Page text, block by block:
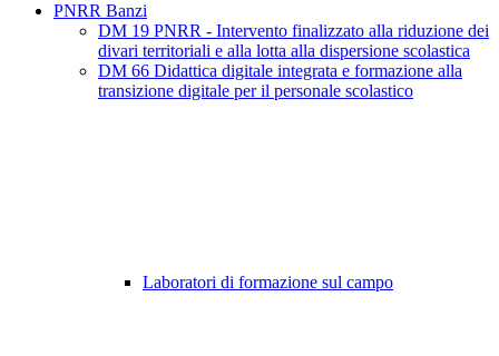
PNRR Banzi
DM 19 PNRR - Intervento finalizzato alla riduzione dei
divari territoriali e alla lotta alla dispersione scolastica
DM 66 Didattica digitale integrata e formazione alla
transizione digitale per il personale scolastico
Laboratori di formazione sul campo